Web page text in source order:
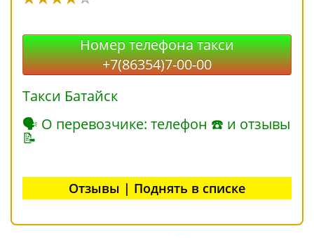
Номер телефона такси
+7(86354)7-00-00
Такси Батайск
🗣 О перевозчике: телефон ☎ и отзывы
📝
Отзывы | Поднять в списке